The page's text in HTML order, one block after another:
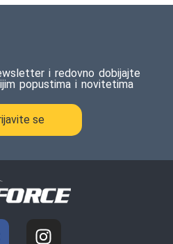
i redovno dobijajte
popustima i novitetima
se